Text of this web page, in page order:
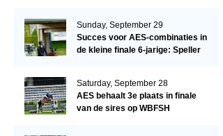
Sunday, September 29
Succes voor AES-combinaties in
de kleine finale 6-jarige: Speller
Saturday, September 28
AES behaalt 3e plaats in finale
van de sires op WBFSH